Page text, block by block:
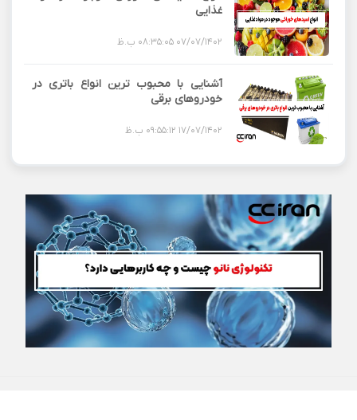
غذایی
07/07/1402 08:35:05 ب.ظ
آشنایی با محبوب ترین انواع باتری در
خودروهای برقی
17/07/1402 09:55:12 ب.ظ